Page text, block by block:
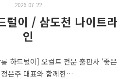
2026-07-22
털이 / 삼도천 나이트라
인
하드털이] 오컬트 전문 출판사 ‘좋은
정은주 대표와 함께한…